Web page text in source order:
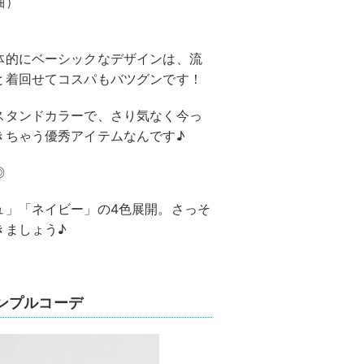
的にベーシックなデザインは、流
回せてコスパもバツグンです！
ンドカラーで、さり気なく今っ
ゃう優秀アイテムなんです♪
「ネイビー」の4色展開。さっそ
ましょう♪
プルコーデ